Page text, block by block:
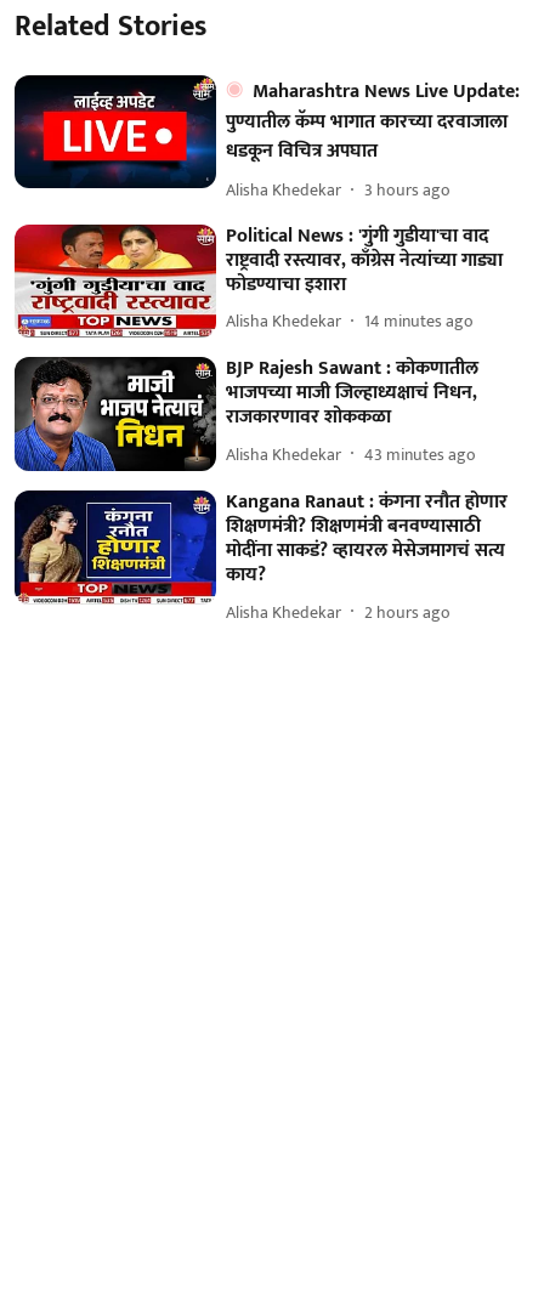
Related Stories
Maharashtra News Live Update:
पुण्यातील कॅम्प भागात कारच्या दरवाजाला
धडकून विचित्र अपघात
Alisha Khedekar 3 hours ago
Political News : 'गुंगी गुडीया'चा वाद
राष्ट्रवादी रस्त्यावर, काँग्रेस नेत्यांच्या गाड्या
फोडण्याचा इशारा
Alisha Khedekar 14 minutes ago
BJP Rajesh Sawant : कोकणातील
भाजपच्या माजी जिल्हाध्यक्षाचं निधन,
राजकारणावर शोककळा
Alisha Khedekar 43 minutes ago
Kangana Ranaut : कंगना रनौत होणार
शिक्षणमंत्री? शिक्षणमंत्री बनवण्यासाठी
मोदींना साकडं? व्हायरल मेसेजमागचं सत्य
काय?
Alisha Khedekar 2 hours ago